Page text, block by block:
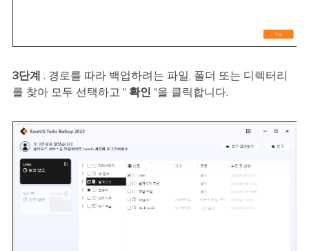
3단계
. 경로를 따라 백업하려는 파일, 폴더 또는 디렉터리
를 찾아 모두 선택하고 " 확인 "을 클릭합니다.